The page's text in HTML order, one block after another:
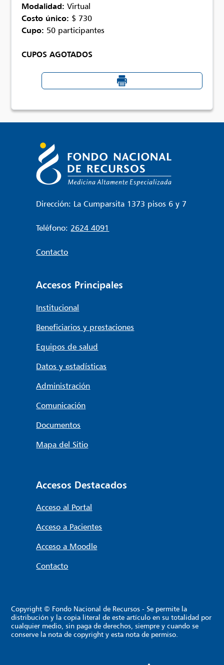
Modalidad:Virtual
Costo único: $ 730
Cupo: 50 participantes
CUPOS AGOTADOS
Dirección: La Cumparsita 1373 pisos 6 y 7
Teléfono: 2624 4091
Contacto
Accesos Principales
Institucional
Beneficiarios y prestaciones
Equipos de salud
Datos y estadísticas
Administración
Comunicación
Documentos
Mapa del Sitio
Accesos Destacados
Acceso al Portal
Acceso a Pacientes
Acceso a Moodle
Contacto
Copyright © Fondo Nacional de Recursos - Se permite la
distribución y la copia literal de este artículo en su totalidad por
cualquier medio, sin paga de derechos, siempre y cuando se
conserve la nota de copyright y esta nota de permiso.